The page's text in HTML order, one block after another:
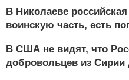
В Николаеве
воинскую часть, есть
В США не видят, что
добровольцев из